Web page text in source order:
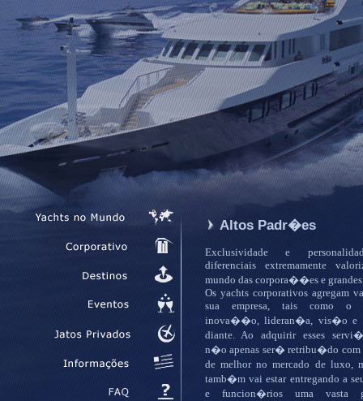
Altos Padr�es
Exclusividade e
diferenciais extremamente
mundo das corpora��es e grandes
Os yachts corporativos agregam
sua empresa, tais como o
inova��o, lideran�a, vis�o e
diante. Ao adquirir esses
n�o apenas ser� retribu�do
de melhor no mercado de luxo,
tamb�m vai estar entregando a
e funcion�rios uma vasta